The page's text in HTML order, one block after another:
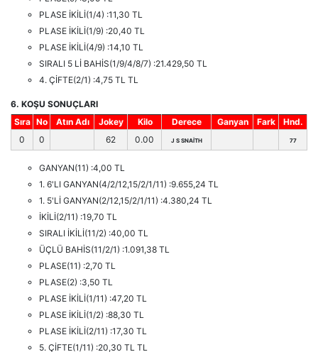
PLASE İKİLİ(1/4) :11,30 TL
PLASE İKİLİ(1/9) :20,40 TL
PLASE İKİLİ(4/9) :14,10 TL
SIRALI 5 Lİ BAHİS(1/9/4/8/7) :21.429,50 TL
4. ÇİFTE(2/1) :4,75 TL TL
6. KOŞU SONUÇLARI
Sıra No Atın Adı Jokey Kilo Derece Ganyan Fark
Hnd.
0
0 62 0.00 J S SNAİTH 77
GANYAN(11) :4,00 TL
1. 6'LI GANYAN(4/2/12,15/2/1/11) :9.655,24 TL
1. 5'Lİ GANYAN(2/12,15/2/1/11) :4.380,24 TL
İKİLİ(2/11) :19,70 TL
SIRALI İKİLİ(11/2) :40,00 TL
ÜÇLÜ BAHİS(11/2/1) :1.091,38 TL
PLASE(11) :2,70 TL
PLASE(2) :3,50 TL
PLASE İKİLİ(1/11) :47,20 TL
PLASE İKİLİ(1/2) :88,30 TL
PLASE İKİLİ(2/11) :17,30 TL
5. ÇİFTE(1/11) :20,30 TL TL